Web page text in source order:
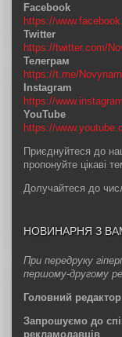
Facebook
https://
Twitter
https://twitter.com/
Телеграм
https://t.me/
Instagram
https://
YouTube
https://
Приєднуйтеся до
пропонуйте цікаві
Долучайтеся до
НОВИНАРНЯ З
При передруку
першому-другому
Головний
Запрошуємо до
рекламодавців